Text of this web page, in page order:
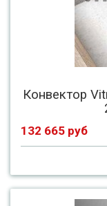
Конвектор
132 665 руб